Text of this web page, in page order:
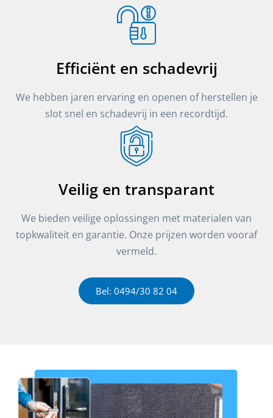
Efficiënt en schadevrij
We hebben jaren ervaring en openen of herstellen je
slot snel en schadevrij in een recordtijd.
Veilig en transparant
We bieden veilige oplossingen met materialen van
topkwaliteit en garantie. Onze prijzen worden vooraf
vermeld.
Bel: 0494/30 82 04